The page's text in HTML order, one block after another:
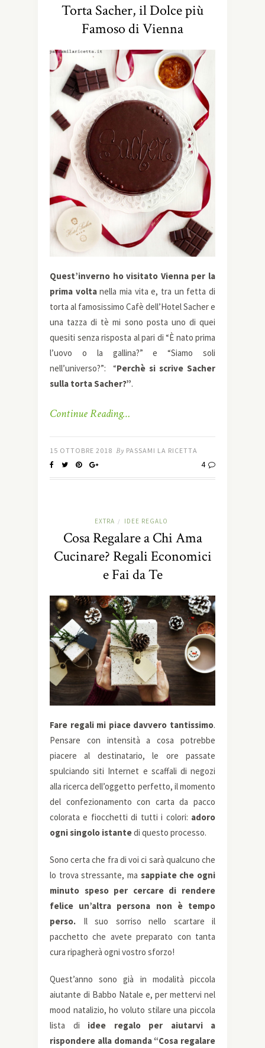
Torta Sacher, il Dolce più
Famoso di Vienna
Quest’inverno ho visitato Vienna per la
prima voltanella mia vita e, tra un fetta di
torta al famosissimo Cafè dell’Hotel Sacher e
una tazza di tè mi sono posta uno di quei
quesiti senza risposta al pari di “È nato prima
l’uovo o la gallina?” e “Siamo soli
nell’universo?”: “Perchè si scrive Sacher
sulla torta Sacher?”.
Continue Reading…
15 OTTOBRE 2018 By PASSAMI LA RICETTA
4
EXTRA / IDEE REGALO
Cosa Regalare a Chi Ama
Cucinare? Regali Economici
e Fai da Te
Fare regali mi piace davvero tantissimo.
Pensare con intensità a cosa potrebbe
piacere al destinatario, le ore passate
spulciando siti Internet e scaffali di negozi
alla ricerca dell’oggetto perfetto, il momento
del confezionamento con carta da pacco
colorata e fiocchetti di tutti i colori: adoro
ogni singolo istantedi questo processo.
Sono certa che fra di voi ci sarà qualcuno che
lo trova stressante, ma sappiate che ogni
minuto speso per cercare di rendere
felice un’altra persona non è tempo
perso. Il suo sorriso nello scartare il
pacchetto che avete preparato con tanta
cura ripagherà ogni vostro sforzo!
Quest’anno sono già in modalità piccola
aiutante di Babbo Natale e, per mettervi nel
mood natalizio, ho voluto stilare una piccola
lista di idee regalo per aiutarvi a
rispondere alla domanda “Cosa regalare